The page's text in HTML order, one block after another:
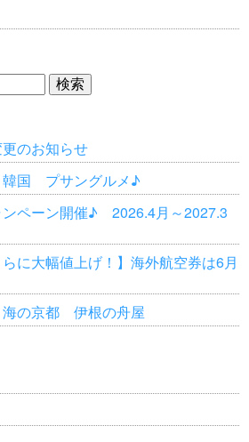
のお知らせ
韓国 プサングルメ♪
ンペーン開催♪ 2026.4月～2027.3
らに大幅値上げ！】海外航空券は6月
海の京都 伊根の舟屋